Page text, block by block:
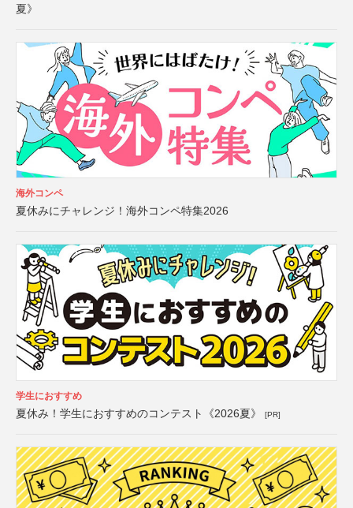
夏》
海外コンペ
夏休みにチャレンジ！海外コンペ特集2026
学生におすすめ
夏休み！学生におすすめのコンテスト《2026夏》 [PR]